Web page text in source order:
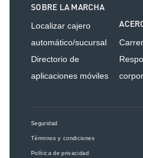
SOBRE LA MARCHA
Localizar cajero
automático/sucursal
Directorio de
aplicaciones móviles
Seguridad
Términos y condiciones
Política de privacidad